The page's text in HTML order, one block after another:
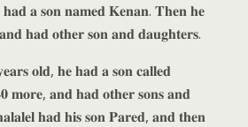
𝐡𝐚𝐝 𝐚 𝐬𝐨𝐧 𝐧𝐚𝐦𝐞𝐝 𝐊𝐞𝐧𝐚𝐧. 𝐓𝐡𝐞𝐧 𝐡𝐞
𝐡𝐚𝐝 𝐨𝐭𝐡𝐞𝐫 𝐬𝐨𝐧 𝐚𝐧𝐝 𝐝𝐚𝐮𝐠𝐡𝐭𝐞𝐫𝐬.
𝐨𝐥𝐝, 𝐡𝐞 𝐡𝐚𝐝 𝐚 𝐬𝐨𝐧 𝐜𝐚𝐥𝐥𝐞𝐝
𝐦𝐨𝐫𝐞, 𝐚𝐧𝐝 𝐡𝐚𝐝 𝐨𝐭𝐡𝐞𝐫 𝐬𝐨𝐧𝐬 𝐚𝐧𝐝
𝐡𝐚𝐝 𝐡𝐢𝐬 𝐬𝐨𝐧 𝐏𝐚𝐫𝐞𝐝, 𝐚𝐧𝐝 𝐭𝐡𝐞𝐧